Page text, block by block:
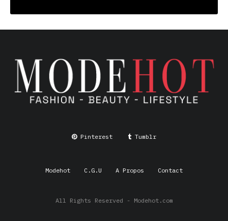
Your email address will not be published.
Required fields
are marked*
Comment*
Pinterest Tumblr
Modehot C.G.U A Propos Contact
All Rights Reserved - Modehot.com